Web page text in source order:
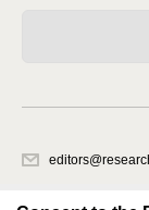
office 1